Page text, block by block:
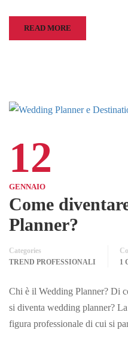
READ MORE
12
GENNAIO
Come
Planner?
Categories
TREND PROFESSIONALI
1
Chi è il Wedding Planner? Di
si diventa wedding planner?
figura professionale di cui si